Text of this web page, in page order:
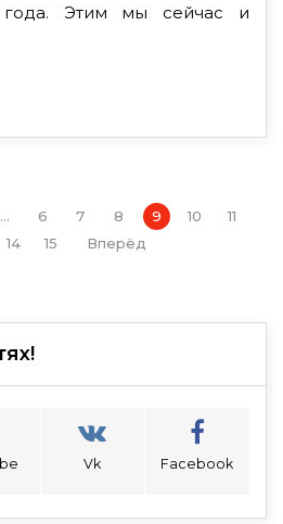
года. Этим мы сейчас и
... 6 7 8 9 10
11
14 15 Вперёд
Vk Facebook